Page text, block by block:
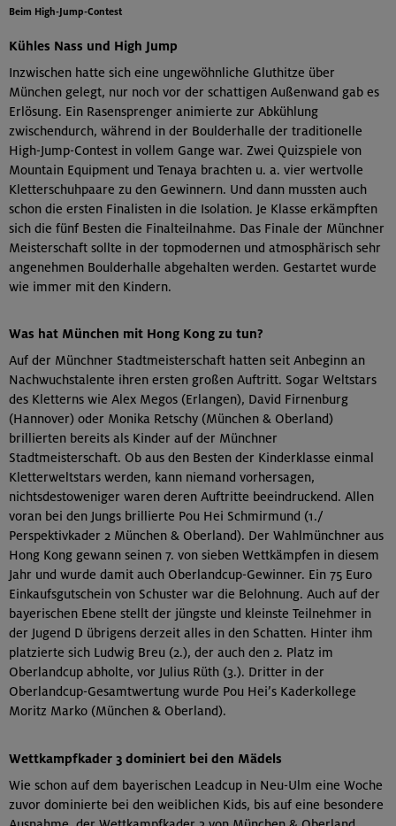
Beim High-Jump-Contest
Kühles Nass und High Jump
Inzwischen hatte sich eine ungewöhnliche Gluthitze über
München gelegt, nur noch vor der schattigen Außenwand gab es
Erlösung. Ein Rasensprenger animierte zur Abkühlung
zwischendurch, während in der Boulderhalle der traditionelle
High-Jump-Contest in vollem Gange war. Zwei Quizspiele von
Mountain Equipment und Tenaya brachten u. a. vier wertvolle
Kletterschuhpaare zu den Gewinnern. Und dann mussten auch
schon die ersten Finalisten in die Isolation. Je Klasse erkämpften
sich die fünf Besten die Finalteilnahme. Das Finale der Münchner
Meisterschaft sollte in der topmodernen und atmosphärisch sehr
angenehmen Boulderhalle abgehalten werden. Gestartet wurde
wie immer mit den Kindern.
Was hat München mit Hong Kong zu tun?
Auf der Münchner Stadtmeisterschaft hatten seit Anbeginn an
Nachwuchstalente ihren ersten großen Auftritt. Sogar Weltstars
des Kletterns wie Alex Megos (Erlangen), David Firnenburg
(Hannover) oder Monika Retschy (München & Oberland)
brillierten bereits als Kinder auf der Münchner
Stadtmeisterschaft. Ob aus den Besten der Kinderklasse einmal
Kletterweltstars werden, kann niemand vorhersagen,
nichtsdestoweniger waren deren Auftritte beeindruckend. Allen
voran bei den Jungs brillierte Pou Hei Schmirmund (1./
Perspektivkader 2 München & Oberland). Der Wahlmünchner aus
Hong Kong gewann seinen 7. von sieben Wettkämpfen in diesem
Jahr und wurde damit auch Oberlandcup-Gewinner. Ein 75 Euro
Einkaufsgutschein von Schuster war die Belohnung. Auch auf der
bayerischen Ebene stellt der jüngste und kleinste Teilnehmer in
der Jugend D übrigens derzeit alles in den Schatten. Hinter ihm
platzierte sich Ludwig Breu (2.), der auch den 2. Platz im
Oberlandcup abholte, vor Julius Rüth (3.). Dritter in der
Oberlandcup-Gesamtwertung wurde Pou Hei’s Kaderkollege
Moritz Marko (München & Oberland).
Wettkampfkader 3 dominiert bei den Mädels
Wie schon auf dem bayerischen Leadcup in Neu-Ulm eine Woche
zuvor dominierte bei den weiblichen Kids, bis auf eine besondere